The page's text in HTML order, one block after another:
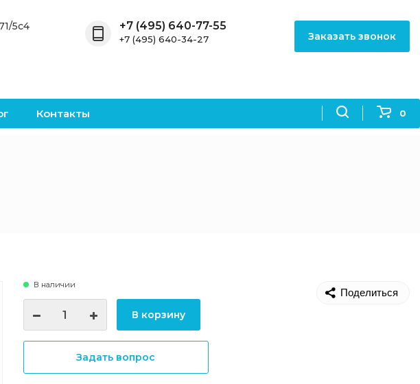
Контакты
антипирены
антипирены
кислоты и
0
5с4
+7 (495) 640-77-55
+7 (495) 640-34-27 Заказать звонок
Поделиться
В наличии
В корзину
Задать вопрос